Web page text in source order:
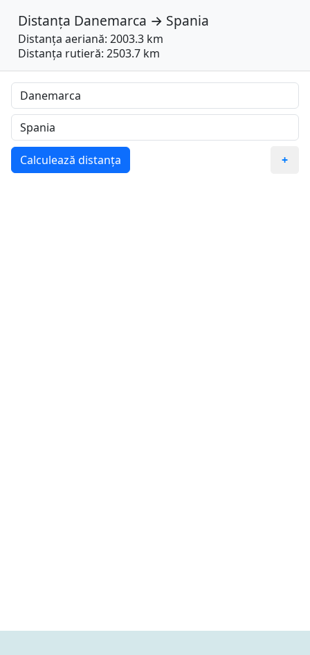
Distanța Danemarca → Spania
Distanța aeriană: 2003.3 km
Distanța rutieră: 2503.7 km
Calculează distanța +